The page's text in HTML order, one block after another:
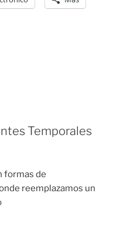
Temporales
formas de
reemplazamos un